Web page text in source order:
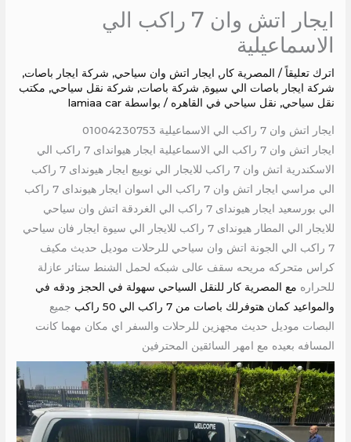
ايجار اتش وان 7 راكب الي
الاسماعيلية
اترك تعليقاً / المصرية كار, ايجار اتش وان سياحي, شركة ايجار باصات,
شركة ايجار باصات الي سيوة, شركة باصات, شركة نقل سياحي, مكتب
نقل سياحي, نقل سياحي في القاهره / بواسطة lamiaa car
ايجار اتش وان 7 راكب الي الاسماعيلية 01004230753
ايجار اتش وان 7 راكب الي الاسماعيلية ايجار هيوانداى 7 راكب الي
الاسكندرية اتش وان 7 راكب للايجار الي نويبع ايجار هيونداى 7 راكب
الي مراسي ايجار اتش وان 7 راكب الي اسوان ايجار هيونداى 7 راكب
الي بورسعيد ايجار هيونداى 7 راكب الي الغردقة اتش وان سياحي
للايجار الي المطار هيونداى 7 راكب للايجار الي سيوة ايجار فان سياحي
7 راكب الي الجونة اتش وان سياحي للرحلات موديل حديث مكيف
كراس متحركه مريحه سقف عالى شبكه لحمل الشنط ستائر عازلة
للحراره مع المصرية كار للنقل السياحي سهولة في الحجز ودقه في
والمواعيد كمان هتوفرلك باصات من 7 راكب الي 50 راكب
جميع
البصات موديل حديث مجهزين للرحلات والسفر اي مكان مهما كانت
المسافه بعيده مع امهر السائقين المحترفين